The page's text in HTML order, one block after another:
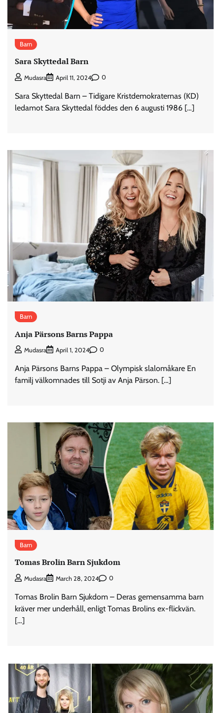
Barn
Sara Skyttedal Barn
Mudasra April 11, 2024 0
Sara Skyttedal Barn – Tidigare Kristdemokraternas (KD)
ledamot Sara Skyttedal föddes den 6 augusti 1986 […]
Barn
Anja Pärsons Barns Pappa
Mudasra April 1, 2024 0
Anja Pärsons Barns Pappa – Olympisk slalomåkare En
familj välkomnades till Sotji av Anja Pärson. […]
Barn
Tomas Brolin Barn Sjukdom
Mudasra March 28, 2024 0
Tomas Brolin Barn Sjukdom – Deras gemensamma barn
kräver mer underhåll, enligt Tomas Brolins ex-flickvän.
[…]